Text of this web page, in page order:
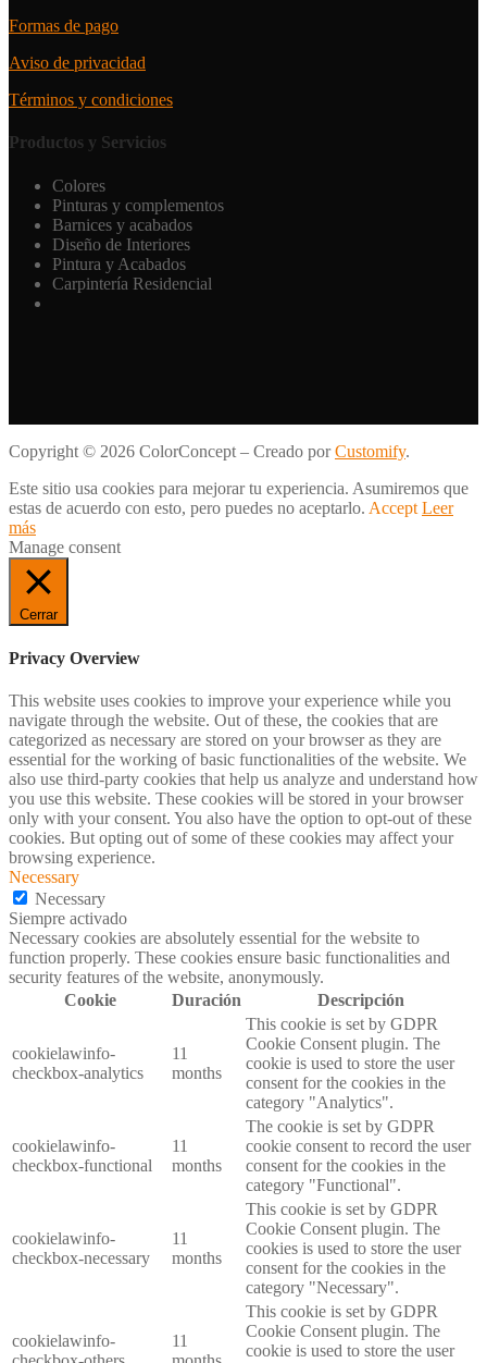
Formas de pago
Aviso de privacidad
Términos y condiciones
Productos y Servicios
Colores
Pinturas y complementos
Barnices y acabados
Diseño de Interiores
Pintura y Acabados
Carpintería Residencial
Copyright © 2026 ColorConcept – Creado porCustomify.
Este sitio usa cookies para mejorar tu experiencia. Asumiremos que
estas de acuerdo con esto, pero puedes no aceptarlo. Accept Leer
más
Manage consent
Cerrar
Privacy Overview
This website uses cookies to improve your experience while you
navigate through the website. Out of these, the cookies that are
categorized as necessary are stored on your browser as they are
essential for the working of basic functionalities of the website. We
also use third-party cookies that help us analyze and understand how
you use this website. These cookies will be stored in your browser
only with your consent. You also have the option to opt-out of these
cookies. But opting out of some of these cookies may affect your
browsing experience.
Necessary
Necessary
Siempre activado
Necessary cookies are absolutely essential for the website to
function properly. These cookies ensure basic functionalities and
security features of the website, anonymously.
Cookie
Duración Descripción
cookielawinfo-
checkbox-analytics
11
months
This cookie is set by GDPR
Cookie Consent plugin. The
cookie is used to store the user
consent for the cookies in the
category "Analytics".
cookielawinfo-
checkbox-functional
11
months
The cookie is set by GDPR
cookie consent to record the user
consent for the cookies in the
category "Functional".
cookielawinfo-
checkbox-necessary
11
months
This cookie is set by GDPR
Cookie Consent plugin. The
cookies is used to store the user
consent for the cookies in the
category "Necessary".
cookielawinfo-
11
This cookie is set by GDPR
Cookie Consent plugin. The
cookie is used to store the user